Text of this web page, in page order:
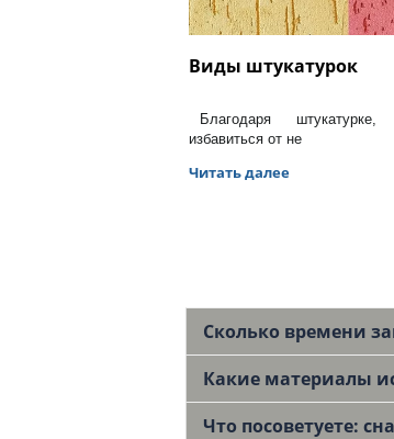
Виды штукатурок
Благодаря
избавиться от не
Читать далее
Сколько времени
Какие материалы
Что посоветуете: